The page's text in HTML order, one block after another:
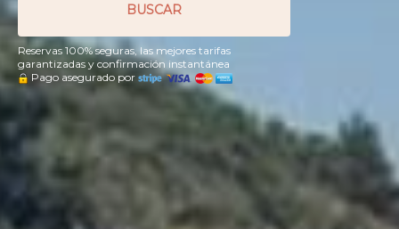
BUSCAR
Reservas 100% seguras, las mejores tarifas
garantizadas y confirmación instantánea
Pago asegurado por